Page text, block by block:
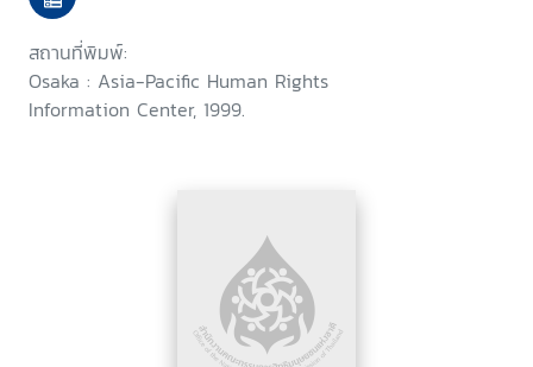
สถานที่พิมพ์:
Osaka : Asia-Pacific Human Rights
Information Center, 1999.